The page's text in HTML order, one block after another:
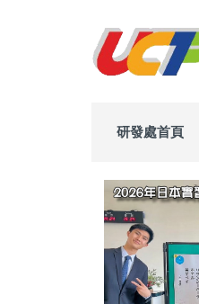
研發處首頁